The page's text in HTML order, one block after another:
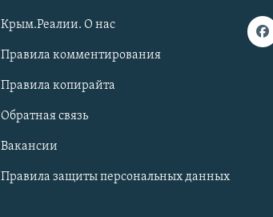
Крым.Реалии. О нас
Правила комментирования
Правила копирайта
Обратная связь
Вакансии
Правила защиты персональных данных